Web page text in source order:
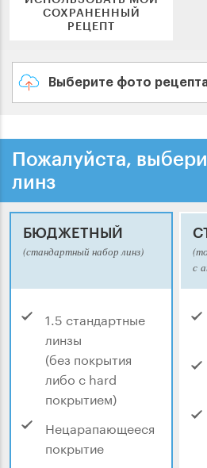
СОХРАНЕННЫЙ
РЕЦЕПТ
Выберите фото
Пожалуйста,
линз
БЮДЖЕТНЫЙ
(стандартный набор линз)
1.5 стандартные
линзы
(без покрытия
либо с hard
покрытием)
Нецарапающееся
покрытие
с